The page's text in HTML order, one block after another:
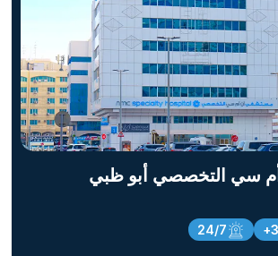
سي التخصصي أبو ظبي
24/7